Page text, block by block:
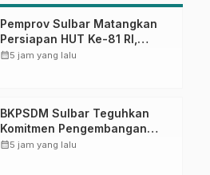
Pemprov Sulbar Matangkan
Persiapan HUT Ke-81 RI,
Puncak Upacara di Lapangan
calendar_month5 jam yang lalu
BKPSDM Sulbar Teguhkan
Komitmen Pengembangan
Kompetensi ASN melalui
calendar_month5 jam yang lalu